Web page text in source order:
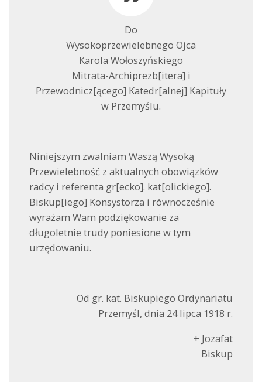
Do
Wysokoprzewielebnego Ojca
Karola Wołoszyńskiego
Mitrata-Archiprezb[itera] i
Przewodnicz[ącego] Katedr[alnej] Kapituły
w Przemyślu.
Niniejszym zwalniam Waszą Wysoką
Przewielebność z aktualnych obowiązków
radcy i referenta gr[ecko]. kat[olickiego].
Biskup[iego] Konsystorza i równocześnie
wyrażam Wam podziękowanie za
długoletnie trudy poniesione w tym
urzędowaniu.
Od gr. kat. Biskupiego Ordynariatu
Przemyśl, dnia 24 lipca 1918 r.
+ Jozafat
Biskup